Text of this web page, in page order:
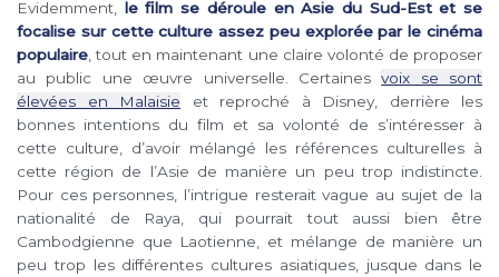
Evidemment,
le film se déroule en Asie du Sud-Est et se
focalise sur cette culture assez peu explorée par le cinéma
populaire , tout en maintenant une claire volonté de proposer
au public une œuvre universelle. Certainesvoix se sont
élevées en Malaisie et reproché à Disney, derrière les
bonnes intentions du film et sa volonté de s’intéresser à
cette culture, d’avoir mélangé les références culturelles à
cette région de l’Asie de manière un peu trop indistincte.
Pour ces personnes, l’intrigue resterait vague au sujet de la
nationalité de Raya, qui pourrait tout aussi bien être
Cambodgienne que Laotienne, et mélange de manière un
peu trop les différentes cultures asiatiques, jusque dans le